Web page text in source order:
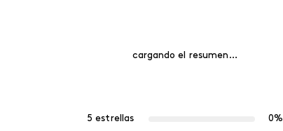
cargando el resumen…
5 estrellas
0%